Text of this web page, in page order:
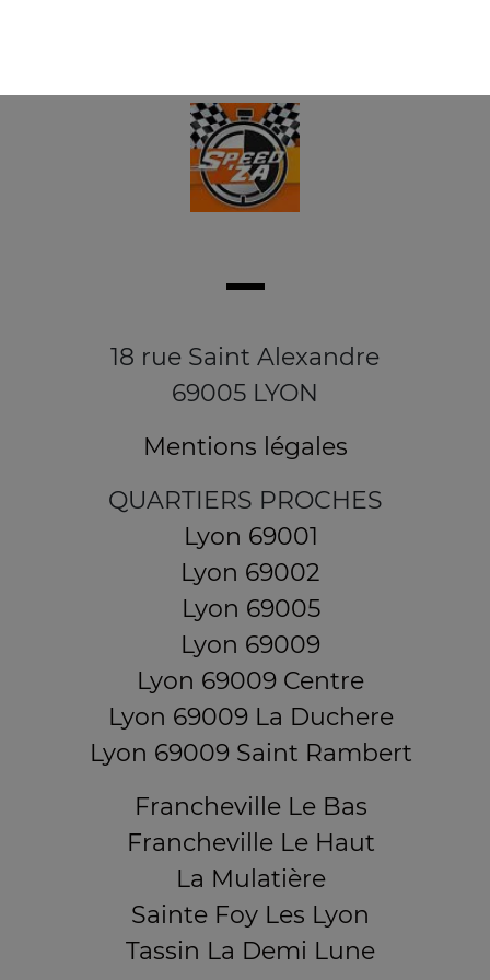
18 rue Saint Alexandre
69005 LYON
Mentions légales
QUARTIERS PROCHES
Lyon 69001
Lyon 69002
Lyon 69005
Lyon 69009
Lyon 69009 Centre
Lyon 69009 La Duchere
Lyon 69009 Saint Rambert
Francheville Le Bas
Francheville Le Haut
La Mulatière
Sainte Foy Les Lyon
Tassin La Demi Lune